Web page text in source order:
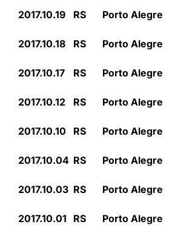
2017.10.19
RS Porto Alegre
2017.10.18
RS Porto Alegre
2017.10.17
RS Porto Alegre
2017.10.12
RS Porto Alegre
2017.10.10
RS Porto Alegre
2017.10.04 RS Porto Alegre
2017.10.03 RS Porto Alegre
2017.10.01
RS Porto Alegre